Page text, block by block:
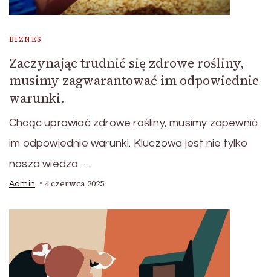
BIZNES
Zaczynając trudnić się zdrowe rośliny,
musimy zagwarantować im odpowiednie
warunki.
Chcąc uprawiać zdrowe rośliny, musimy zapewnić
im odpowiednie warunki. Kluczowa jest nie tylko
nasza wiedza …
Admin 4 czerwca 2025